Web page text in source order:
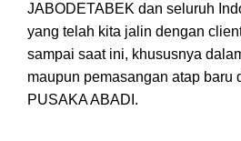
JABODETABEK dan seluruh
yang telah kita jalin dengan
sampai saat ini, khususnya
maupun pemasangan atap baru
PUSAKA ABADI.